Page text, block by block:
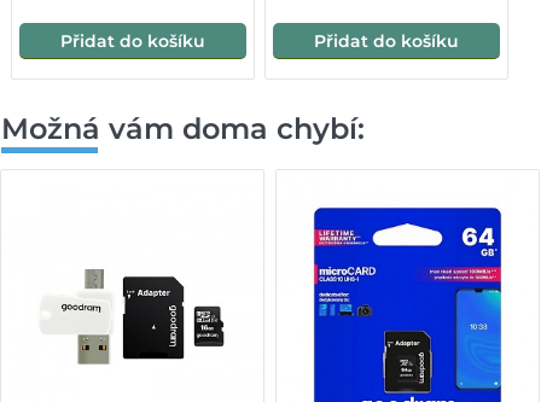
Přidat do košíku Přidat do košíku
Možná vám doma chybí: